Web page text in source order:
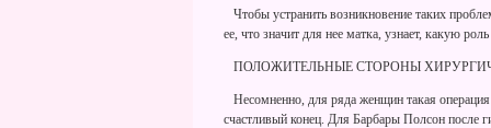
Чтобы устранить возникновение таких
ее, что значит для нее матка, узнает, какую
ПОЛОЖИТЕЛЬНЫЕ СТОРОНЫ
Несомненно, для ряда женщин такая операция
счастливый конец. Для Барбары Полсон после